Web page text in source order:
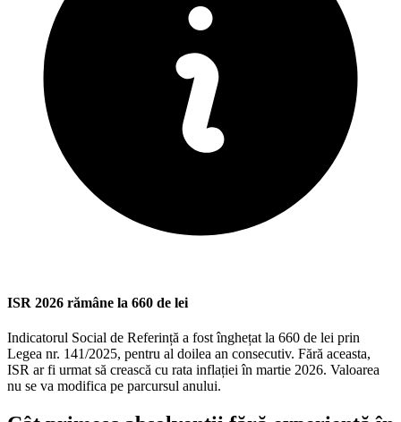
ISR 2026 rămâne la 660 de lei
Indicatorul Social de Referință a fost înghețat la 660 de lei prin
Legea nr. 141/2025, pentru al doilea an consecutiv. Fără aceasta,
ISR ar fi urmat să crească cu rata inflației în martie 2026. Valoarea
nu se va modifica pe parcursul anului.